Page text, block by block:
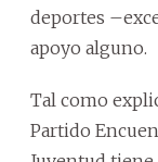
deportes
apoyo alguno.
Tal como
Partido